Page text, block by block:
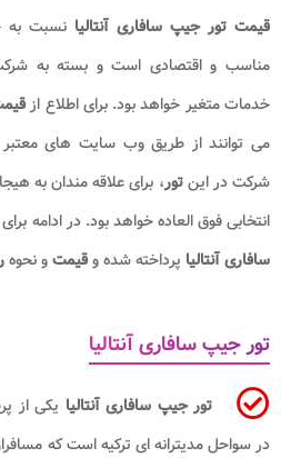
قیمت تور جیپ سافاری آنتالیا نسبت به
مناسب و اقتصادی است و بسته به
خدمات متغیر خواهد بود. برای اطلاع از
می توانند از طریق وب سایت های معتبر
شرکت در اینتور، برای علاقه مندان به
انتخابی فوق العاده خواهد بود. در ادامه
سافاری آنتالیا پرداخته شده وقیمتو نحوه
تور جیپ سافاری آنتالیا
تور جیپ سافاری آنتالیا یکی از
در سواحل مدیترانه ای ترکیه است که